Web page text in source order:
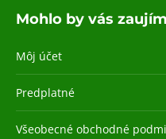
Mohlo by vás
Môj účet
Predplatné
Všeobecné obchodné